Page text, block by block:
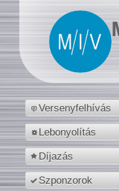
Versenyfelhívás
Lebonyolítás
Díjazás
Szponzorok